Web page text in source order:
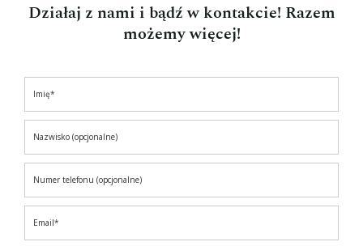
Działaj z nami i bądź w kontakcie! Razem
możemy więcej!